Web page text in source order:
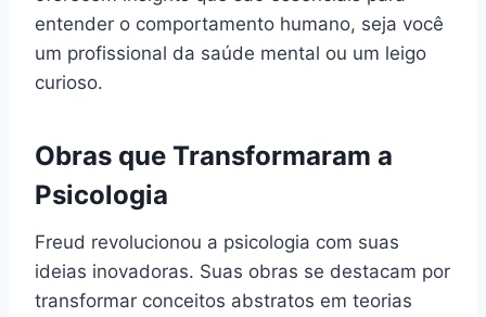
entender o comportamento humano, seja você
um profissional da saúde mental ou um leigo
curioso.
Obras que Transformaram a
Psicologia
Freud revolucionou a psicologia com suas
ideias inovadoras. Suas obras se destacam por
transformar conceitos abstratos em teorias